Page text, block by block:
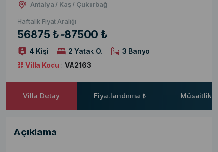
Antalya / Kaş / Çukurbağ
Haftalık Fiyat Aralığı
56875 ₺-87500 ₺
4 Kişi 2 Yatak O.
3 Banyo
Villa Kodu : VA2163
Villa Detay Fiyatlandırma ₺ Müsaitlik
Açıklama